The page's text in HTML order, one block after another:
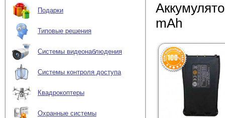
Подарки
Типовые решения
Системы видеонаблюдения
Системы контроля доступа
Квадрокоптеры
Охранные системы
mAh